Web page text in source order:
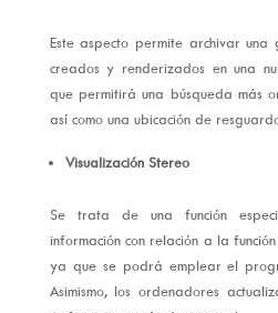
Este aspecto permite archivar
creados y renderizados en una
que permitirá una búsqueda más
así como una ubicación de
Visualización Stereo
Se trata de una función
información con relación a la
ya que se podrá emplear el
Asimismo, los ordenadores